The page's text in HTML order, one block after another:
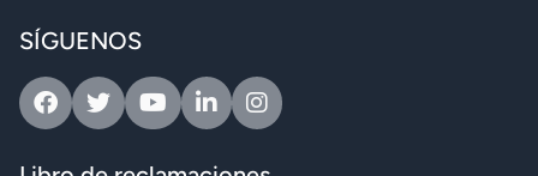
SÍGUENOS
FacebookTwitterYoutubeLinkedinInstagram